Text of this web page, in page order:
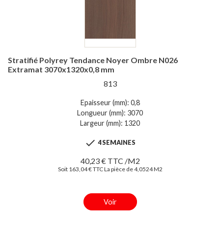
Stratifié Polyrey Tendance Noyer Ombre N026
Extramat 3070x1320x0,8 mm
813
Epaisseur (mm): 0,8
Longueur (mm): 3070
Largeur (mm): 1320
 4 SEMAINES
40,23 € TTC /M2
Soit 163,04 € TTC La pièce de 4,0524 M2
Voir